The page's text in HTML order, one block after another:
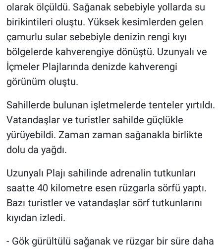
olarak ölçüldü. Sağanak sebebiyle yollarda su
birikintileri oluştu. Yüksek kesimlerden gelen
çamurlu sular sebebiyle denizin rengi kıyı
bölgelerde kahverengiye dönüştü. Uzunyalı ve
İçmeler Plajlarında denizde kahverengi
görünüm oluştu.
Sahillerde bulunan işletmelerde tenteler yırtıldı.
Vatandaşlar ve turistler sahilde güçlükle
yürüyebildi. Zaman zaman sağanakla birlikte
dolu da yağdı.
Uzunyalı Plajı sahilinde adrenalin tutkunları
saatte 40 kilometre esen rüzgarla sörfü yaptı.
Bazı turistler ve vatandaşlar sörf tutkunlarını
kıyıdan izledi.
- Gök gürültülü sağanak ve rüzgar bir süre daha